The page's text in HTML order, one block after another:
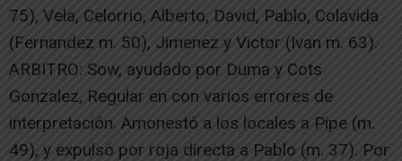
75), Vela, Celorrio, Alberto, David, Pablo, Colavida
(Fernandez m. 50), Jimenez y Victor (Ivan m. 63).
ARBITRO: Sow, ayudado por Duma y Cots
Gonzalez, Regular en con varios errores de
interpretación. Amonestó a los locales a Pipe (m.
49), y expulsó por roja directa a Pablo (m. 37). Por